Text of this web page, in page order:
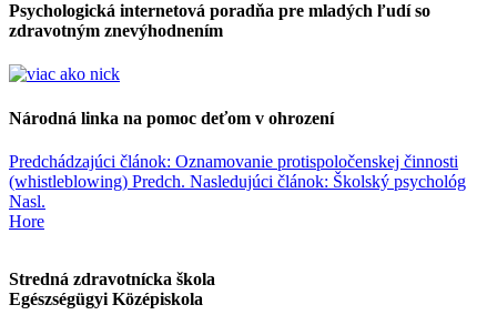
Psychologická internetová poradňa pre mladých ľudí so
zdravotným znevýhodnením
Národná linka na pomoc deťom v ohrození
Predchádzajúci článok: Oznamovanie protispoločenskej činnosti
(whistleblowing) Predch. Nasledujúci článok: Školský psychológ
Nasl.
Hore
Stredná zdravotnícka škola
Egészségügyi Középiskola